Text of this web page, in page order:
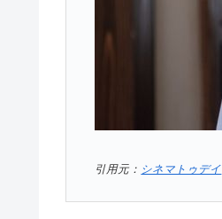
引用元： シネマトゥデイ